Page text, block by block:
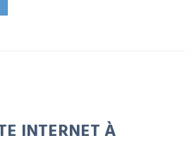
INTERNET À